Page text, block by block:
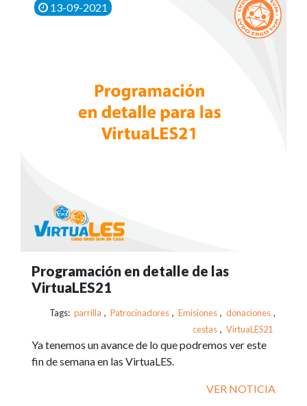
13-09-2021
Programación en detalle de las
VirtuaLES21
Tags: parrilla , Patrocinadores , Emisiones , donaciones ,
cestas , VirtuaLES21
Ya tenemos un avance de lo que podremos ver este
fin de semana en las VirtuaLES.
VER NOTICIA